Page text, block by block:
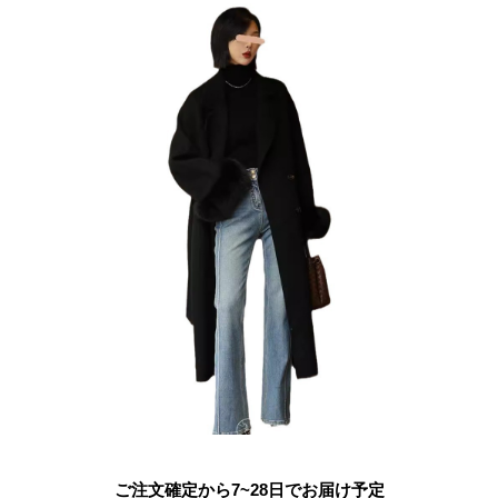
ご注文確定から7~28日でお届け予定